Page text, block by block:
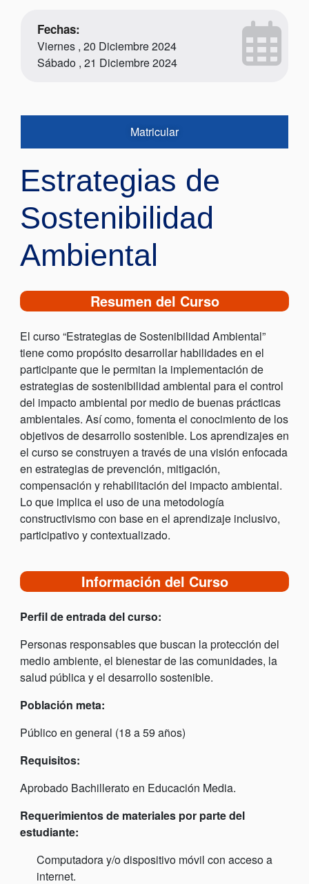
Fechas:
Viernes , 20 Diciembre 2024
Sábado , 21 Diciembre 2024
Matricular
Estrategias de
Sostenibilidad
Ambiental
Resumen del Curso
El curso “Estrategias de Sostenibilidad Ambiental”
tiene como propósito desarrollar habilidades en el
participante que le permitan la implementación de
estrategias de sostenibilidad ambiental para el control
del impacto ambiental por medio de buenas prácticas
ambientales. Así como, fomenta el conocimiento de los
objetivos de desarrollo sostenible. Los aprendizajes en
el curso se construyen a través de una visión enfocada
en estrategias de prevención, mitigación,
compensación y rehabilitación del impacto ambiental.
Lo que implica el uso de una metodología
constructivismo con base en el aprendizaje inclusivo,
participativo y contextualizado.
Información del Curso
Perfil de entrada del curso:
Personas responsables que buscan la protección del
medio ambiente, el bienestar de las comunidades, la
salud pública y el desarrollo sostenible.
Población meta:
Público en general (18 a 59 años)
Requisitos:
Aprobado Bachillerato en Educación Media.
Requerimientos de materiales por parte del
estudiante:
Computadora y/o dispositivo móvil con acceso a
internet.